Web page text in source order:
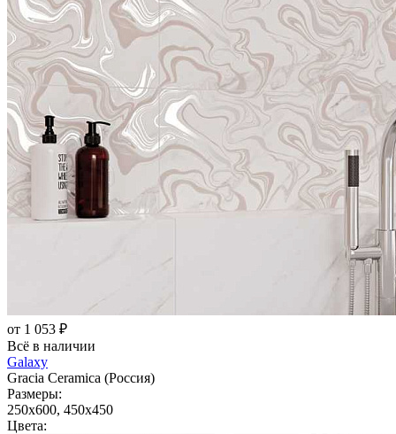
от 1 053 ₽
Всё в наличии
Galaxy
Gracia Ceramica (Россия)
Размеры:
250x600, 450x450
Цвета: